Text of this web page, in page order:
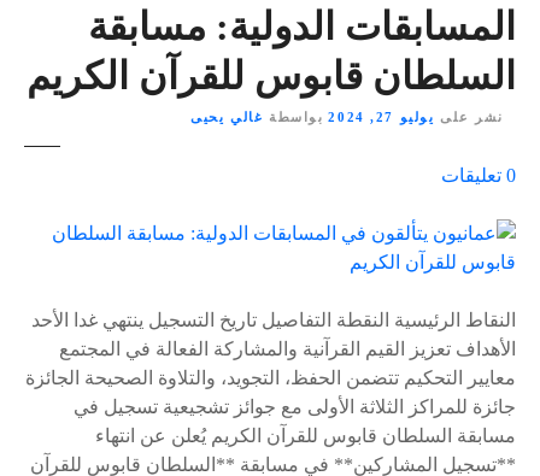
المسابقات الدولية: مسابقة
السلطان قابوس للقرآن الكريم
نشر على يوليو 27, 2024 بواسطة غالي يحيى
0 تعليقات
ى
٪
النقاط الرئيسية النقطة التفاصيل تاريخ التسجيل ينتهي غدا الأحد
الأهداف تعزيز القيم القرآنية والمشاركة الفعالة في المجتمع
معايير التحكيم تتضمن الحفظ، التجويد، والتلاوة الصحيحة الجائزة
جائزة للمراكز الثلاثة الأولى مع جوائز تشجيعية تسجيل في
مسابقة السلطان قابوس للقرآن الكريم يُعلن عن انتهاء
**تسجيل المشاركين** في مسابقة **السلطان قابوس للقرآن